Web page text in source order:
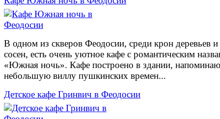
В одном из скверов Феодосии, среди крон деревьев и
сосен, есть очень уютное кафе с романтическим
«Южная ночь». Кафе построено в здании,
небольшую виллу пушкинских времен...
Детское кафе Гринвич в Феодосии